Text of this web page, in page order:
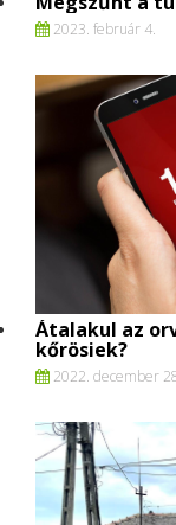
2023. február 4.
Átalakul az
kőrösiek?
2022. december